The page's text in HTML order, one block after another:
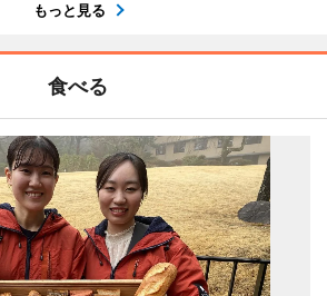
もっと見る
食べる